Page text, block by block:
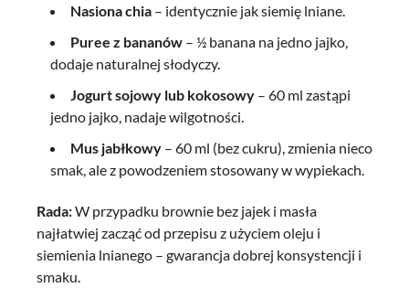
Nasiona chia – identycznie jak siemię lniane.
Puree z bananów – ½ banana na jedno jajko,
dodaje naturalnej słodyczy.
Jogurt sojowy lub kokosowy – 60 ml zastąpi
jedno jajko, nadaje wilgotności.
Mus jabłkowy – 60 ml (bez cukru), zmienia nieco
smak, ale z powodzeniem stosowany w wypiekach.
Rada:W przypadku brownie bez jajek i masła
najłatwiej zacząć od przepisu z użyciem oleju i
siemienia lnianego – gwarancja dobrej konsystencji i
smaku.